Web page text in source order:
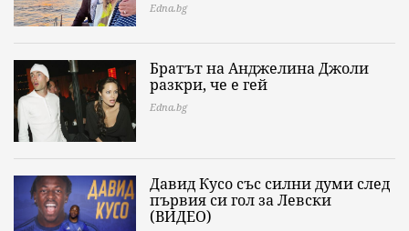
Edna.bg
Братът на Анджелина Джоли
разкри, че е гей
Edna.bg
Давид Кусо със силни думи след
първия си гол за Левски
(ВИДЕО)